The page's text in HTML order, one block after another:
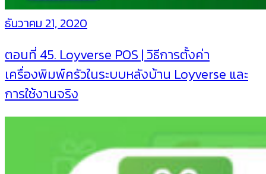
ธันวาคม 21, 2020
ตอนที่ 45. Loyverse POS | วิธีการตั้งค่า
เครื่องพิมพ์ครัวในระบบหลังบ้าน Loyverse และ
การใช้งานจริง